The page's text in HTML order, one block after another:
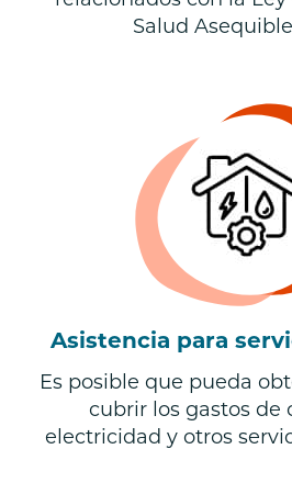
Salud
Asistencia para
Es posible que pueda
cubrir los gastos de
electricidad y otros